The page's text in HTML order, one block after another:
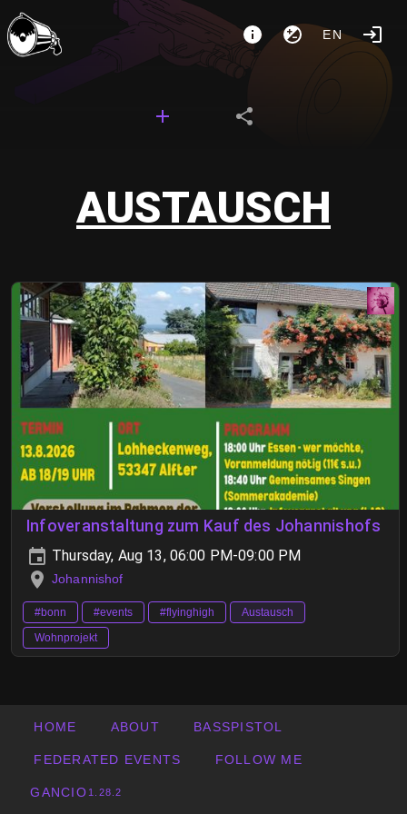
EN
AUSTAUSCH
Infoveranstaltung zum Kauf des Johannishofs
Thursday, Aug 13, 06:00 PM-09:00 PM
Johannishof
#bonn #events #flyinghigh
Austausch
Wohnprojekt
HOME ABOUT BASSPISTOL
FEDERATED EVENTS FOLLOW ME
GANCIO 1.28.2